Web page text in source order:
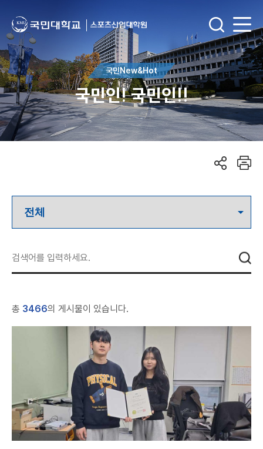
국민New&Hot
국민인! 국민인!!
총 3466의 게시물이 있습니다.